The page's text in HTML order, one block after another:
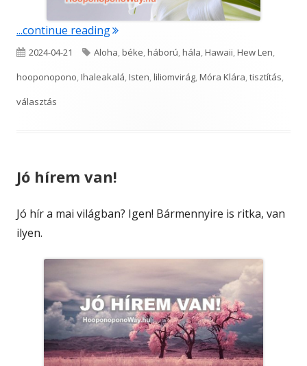
...continue reading"Teszel rá?"
Published
on
2024-04-21 Tags
Aloha,béke,háború,hála,Hawaii,Hew Len,
hooponopono,Ihaleakalá,Isten,liliomvirág,Móra Klára,tisztítás,
választás
Jó hírem van!
Jó hír a mai világban? Igen! Bármennyire is ritka, van
ilyen.